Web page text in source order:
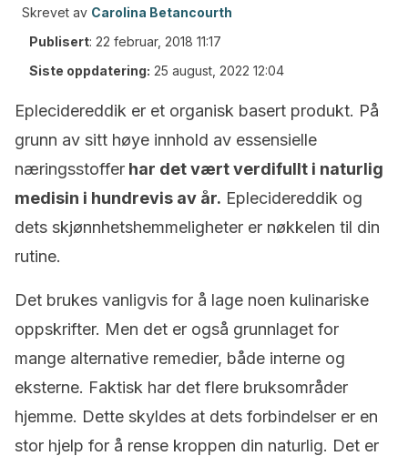
Skrevet av Carolina Betancourth
Publisert: 22 februar, 2018 11:17
Siste oppdatering: 25 august, 2022 12:04
Eplecidereddik er et organisk basert produkt. På
grunn av sitt høye innhold av essensielle
næringsstoffer har det vært verdifullt i naturlig
medisin i hundrevis av år. Eplecidereddik og
dets skjønnhetshemmeligheter er nøkkelen til din
rutine.
Det brukes vanligvis for å lage noen kulinariske
oppskrifter. Men det er også grunnlaget for
mange alternative remedier, både interne og
eksterne. Faktisk har det flere bruksområder
hjemme. Dette skyldes at dets forbindelser er en
stor hjelp for å rense kroppen din naturlig. Det er